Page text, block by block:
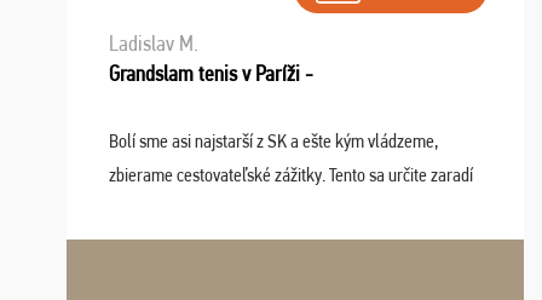
Ladislav M.
Grandslam tenis v Paríži -
Bolí sme asi najstarší z SK a ešte kým vládzeme,
zbierame cestovateľské zážitky. Tento sa určite zaradí
osudu - pohodový šefík Meďo, dobrá parti ...